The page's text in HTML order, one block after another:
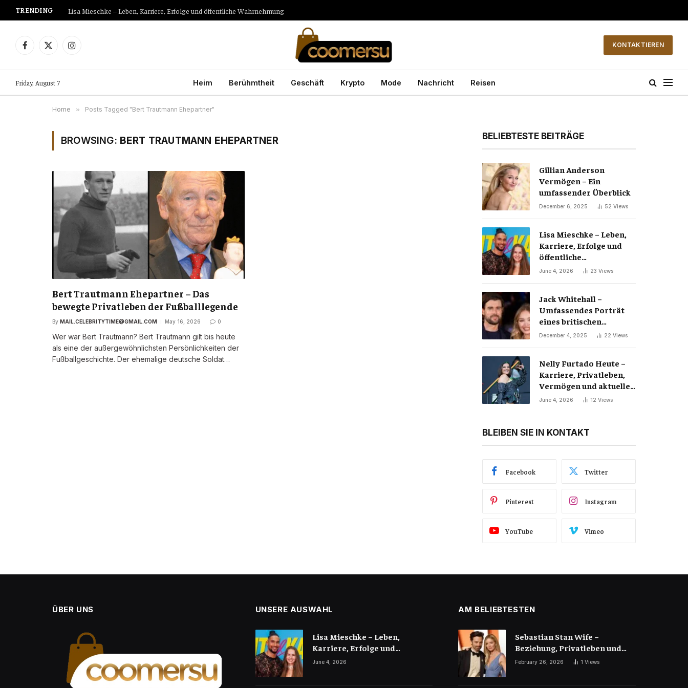
TRENDING Lisa Mieschke – Leben, Karriere, Erfolge und öffentliche Wahrnehmung
Facebook
X
Instagram KONTAKTIEREN
Friday, August 7 Heim Berühmtheit Geschäft Krypto Mode Nachricht Reisen
Home » Posts Tagged "Bert Trautmann Ehepartner"
BROWSING: BERT TRAUTMANN EHEPARTNER
Bert Trautmann Ehepartner – Das
bewegte Privatleben der Fußballlegende
By MAIL.CELEBRITYTIME@GMAIL.COM May 16, 2026 0
Wer war Bert Trautmann? Bert Trautmann gilt bis heute
als eine der außergewöhnlichsten Persönlichkeiten der
Fußballgeschichte. Der ehemalige deutsche Soldat…
BELIEBTESTE BEITRÄGE
Gillian Anderson
Vermögen – Ein
umfassender Überblick
December 6, 2025 52 Views
Lisa Mieschke – Leben,
Karriere, Erfolge und
öffentliche
Wahrnehmung
June 4, 2026 23 Views
Jack Whitehall –
Umfassendes Porträt
eines britischen
Comedy-Phänomens
December 4, 2025 22 Views
Nelly Furtado Heute –
Karriere, Privatleben,
Vermögen und aktueller
Erfolg der Pop-Ikone
June 4, 2026 12 Views
BLEIBEN SIE IN KONTAKT
Facebook Twitter
Pinterest Instagram
YouTube Vimeo
ÜBER UNS UNSERE AUSWAHL
Lisa Mieschke – Leben,
Karriere, Erfolge und
öffentliche Wahrnehmung
June 4, 2026
AM BELIEBTESTEN
Sebastian Stan Wife –
Beziehung, Privatleben und
Liebesgeschichte des
February 26, 2026 1Views